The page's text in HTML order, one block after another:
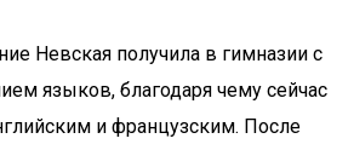
Невская получила в гимназии с
языков, благодаря чему сейчас
и французским. После